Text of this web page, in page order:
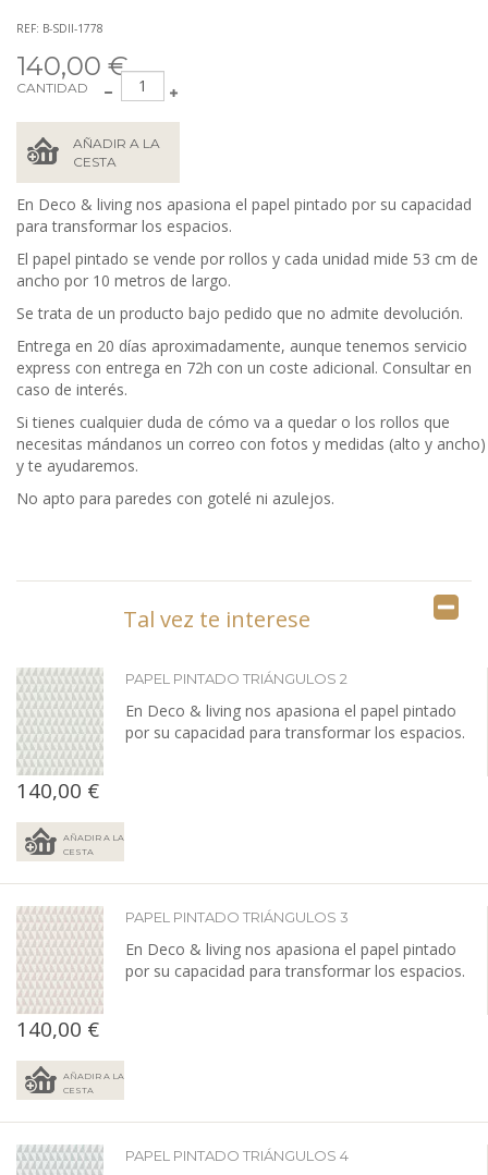
REF: B-SDII-1778
140,00 €
CANTIDAD
AÑADIR A LA
CESTA
En Deco & living nos apasiona el papel pintado por su capacidad
para transformar los espacios.
El papel pintado se vende por rollos y cada unidad mide 53 cm de
ancho por 10 metros de largo.
Se trata de un producto bajo pedido que no admite devolución.
Entrega en 20 días aproximadamente, aunque tenemos servicio
express con entrega en 72h con un coste adicional. Consultar en
caso de interés.
Si tienes cualquier duda de cómo va a quedar o los rollos que
necesitas mándanos un correo con fotos y medidas (alto y ancho)
y te ayudaremos.
No apto para paredes con gotelé ni azulejos.
Tal vez te interese
PAPEL PINTADO TRIÁNGULOS 2
En Deco & living nos apasiona el papel pintado
por su capacidad para transformar los espacios.
140,00 €
AÑADIR A LA
CESTA
PAPEL PINTADO TRIÁNGULOS 3
En Deco & living nos apasiona el papel pintado
por su capacidad para transformar los espacios.
140,00 €
AÑADIR A LA
CESTA
PAPEL PINTADO TRIÁNGULOS 4